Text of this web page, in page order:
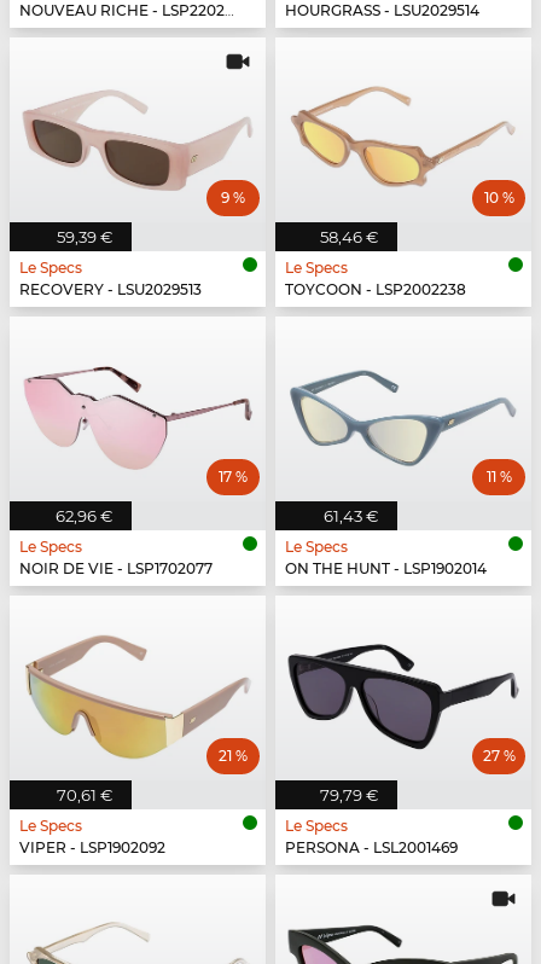
NOUVEAU RICHE - LSP2202431
HOURGRASS - LSU2029514
59,39 €
9 %
Le Specs
RECOVERY - LSU2029513
58,46 €
10 %
Le Specs
TOYCOON - LSP2002238
62,96 €
17 %
Le Specs
NOIR DE VIE - LSP1702077
61,43 €
11 %
Le Specs
ON THE HUNT - LSP1902014
70,61 €
21 %
Le Specs
VIPER - LSP1902092
79,79 €
27 %
Le Specs
PERSONA - LSL2001469